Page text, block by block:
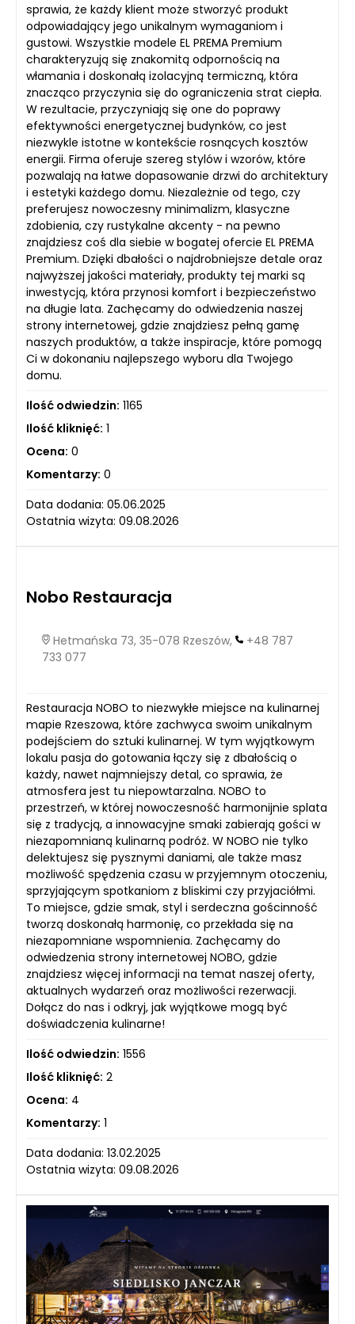
sprawia, że każdy klient może stworzyć produkt
odpowiadający jego unikalnym wymaganiom i
gustowi. Wszystkie modele EL PREMA Premium
charakteryzują się znakomitą odpornością na
włamania i doskonałą izolacyjną termiczną, która
znacząco przyczynia się do ograniczenia strat ciepła.
W rezultacie, przyczyniają się one do poprawy
efektywności energetycznej budynków, co jest
niezwykle istotne w kontekście rosnących kosztów
energii. Firma oferuje szereg stylów i wzorów, które
pozwalają na łatwe dopasowanie drzwi do architektury
i estetyki każdego domu. Niezależnie od tego, czy
preferujesz nowoczesny minimalizm, klasyczne
zdobienia, czy rustykalne akcenty - na pewno
znajdziesz coś dla siebie w bogatej ofercie EL PREMA
Premium. Dzięki dbałości o najdrobniejsze detale oraz
najwyższej jakości materiały, produkty tej marki są
inwestycją, która przynosi komfort i bezpieczeństwo
na długie lata. Zachęcamy do odwiedzenia naszej
strony internetowej, gdzie znajdziesz pełną gamę
naszych produktów, a także inspiracje, które pomogą
Ci w dokonaniu najlepszego wyboru dla Twojego
domu.
Ilość odwiedzin: 1165
Ilość kliknięć: 1
Ocena: 0
Komentarzy: 0
Data dodania: 05.06.2025
Ostatnia wizyta: 09.08.2026
Nobo Restauracja
Hetmańska 73, 35-078 Rzeszów,
+48 787
733 077
Restauracja NOBO to niezwykłe miejsce na kulinarnej
mapie Rzeszowa, które zachwyca swoim unikalnym
podejściem do sztuki kulinarnej. W tym wyjątkowym
lokalu pasja do gotowania łączy się z dbałością o
każdy, nawet najmniejszy detal, co sprawia, że
atmosfera jest tu niepowtarzalna. NOBO to
przestrzeń, w której nowoczesność harmonijnie splata
się z tradycją, a innowacyjne smaki zabierają gości w
niezapomnianą kulinarną podróż. W NOBO nie tylko
delektujesz się pysznymi daniami, ale także masz
możliwość spędzenia czasu w przyjemnym otoczeniu,
sprzyjającym spotkaniom z bliskimi czy przyjaciółmi.
To miejsce, gdzie smak, styl i serdeczna gościnność
tworzą doskonałą harmonię, co przekłada się na
niezapomniane wspomnienia. Zachęcamy do
odwiedzenia strony internetowej NOBO, gdzie
znajdziesz więcej informacji na temat naszej oferty,
aktualnych wydarzeń oraz możliwości rezerwacji.
Dołącz do nas i odkryj, jak wyjątkowe mogą być
doświadczenia kulinarne!
Ilość odwiedzin: 1556
Ilość kliknięć: 2
Ocena: 4
Komentarzy: 1
Data dodania: 13.02.2025
Ostatnia wizyta: 09.08.2026